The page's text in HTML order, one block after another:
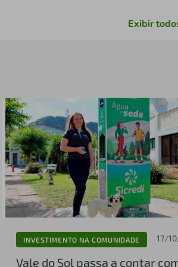
Exibir
INVESTIMENTO NA COMUNIDADE 17/
Vale do Sol passa a contar